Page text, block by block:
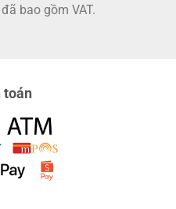
bao gồm VAT.
toán